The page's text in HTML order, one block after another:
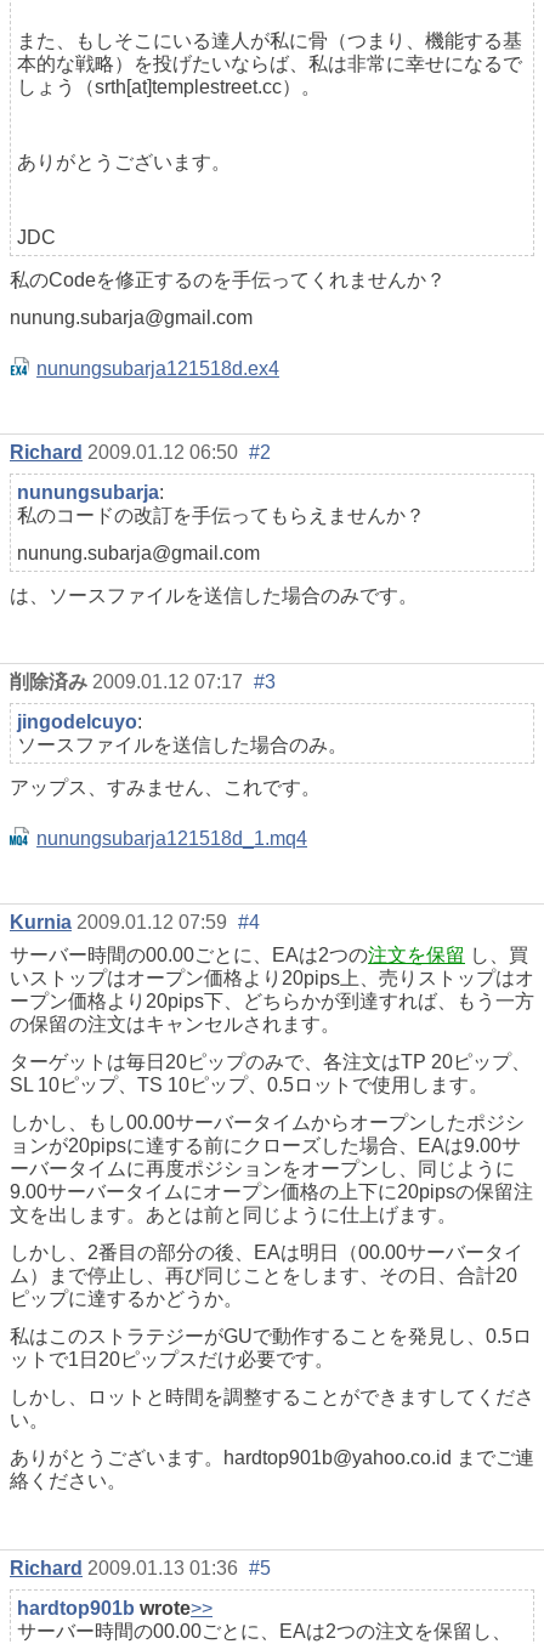
また、もしそこにいる達人が私に骨（つまり、機能する基
本的な戦略）を投げたいならば、私は非常に幸せになるで
しょう（srth[at]templestreet.cc）。
ありがとうございます。
JDC
私のCodeを修正するのを手伝ってくれませんか？
nunung.subarja@gmail.com
nunungsubarja121518d.ex4
Richard 2009.01.12 06:50 #2
nunungsubarja:
私のコードの改訂を手伝ってもらえませんか？
nunung.subarja@gmail.com
は、ソースファイルを送信した場合のみです。
削除済み 2009.01.12 07:17 #3
jingodelcuyo:
ソースファイルを送信した場合のみ。
アップス、すみません、これです。
nunungsubarja121518d_1.mq4
Kurnia 2009.01.12 07:59 #4
サーバー時間の00.00ごとに、EAは2つの注文を保留 し、買
いストップはオープン価格より20pips上、売りストップはオ
ープン価格より20pips下、どちらかが到達すれば、もう一方
の保留の注文はキャンセルされます。
ターゲットは毎日20ピップのみで、各注文はTP 20ピップ、
SL 10ピップ、TS 10ピップ、0.5ロットで使用します。
しかし、もし00.00サーバータイムからオープンしたポジシ
ョンが20pipsに達する前にクローズした場合、EAは9.00サ
ーバータイムに再度ポジションをオープンし、同じように
9.00サーバータイムにオープン価格の上下に20pipsの保留注
文を出します。あとは前と同じように仕上げます。
しかし、2番目の部分の後、EAは明日（00.00サーバータイ
ム）まで停止し、再び同じことをします、その日、合計20
ピップに達するかどうか。
私はこのストラテジーがGUで動作することを発見し、0.5ロ
ットで1日20ピップスだけ必要です。
しかし、ロットと時間を調整することができますしてくださ
い。
ありがとうございます。hardtop901b@yahoo.co.id までご連
絡ください。
Richard 2009.01.13 01:36 #5
hardtop901b wrote>>
サーバー時間の00.00ごとに、EAは2つの注文を保留し、